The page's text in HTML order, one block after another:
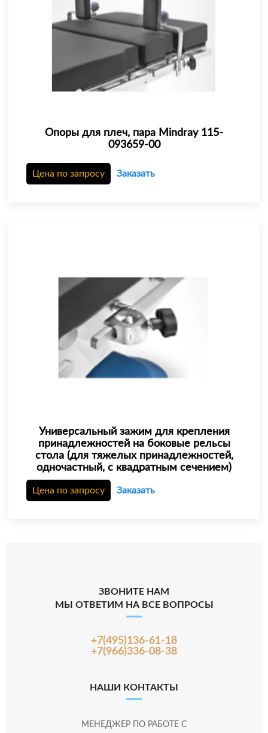
Опоры для плеч, пара Mindray 115-
093659-00
Цена по запросу Заказать
Универсальный зажим для крепления
принадлежностей на боковые рельсы
стола (для тяжелых принадлежностей,
одночастный, с квадратным сечением)
Цена по запросу Заказать
ЗВОНИТЕ НАМ
МЫ ОТВЕТИМ НА ВСЕ ВОПРОСЫ
+7(495)136-61-18
+7(966)336-08-38
НАШИ КОНТАКТЫ
МЕНЕДЖЕР ПО РАБОТЕ С